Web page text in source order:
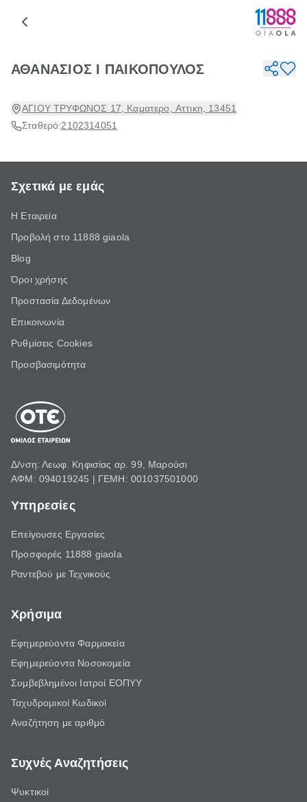
ΑΘΑΝΑΣΙΟΣ Ι ΠΑΙΚΟΠΟΥΛΟΣ
ΑΓΙΟΥ ΤΡΥΦΩΝΟΣ 17, Καματερο, Αττικη, 13451
Σταθερό:2102314051
Σχετικά με εμάς
Η Εταιρεία
Προβολή στο 11888 giaola
Blog
Όροι χρήσης
Προστασία Δεδομένων
Επικοινωνία
Ρυθμίσεις Cookies
Προσβασιμότητα
Δ/νση: Λεωφ. Κηφισίας αρ. 99, Μαρούσι
ΑΦΜ: 094019245 | ΓΕΜΗ: 001037501000
Υπηρεσίες
Επείγουσες Εργασίες
Προσφορές 11888 giaola
Ραντεβού με Τεχνικούς
Χρήσιμα
Εφημερεύοντα Φαρμακεία
Εφημερεύοντα Νοσοκομεία
Συμβεβλημένοι Ιατροί ΕΟΠΥΥ
Ταχυδρομικοί Κωδικοί
Αναζήτηση με αριθμό
Συχνές Αναζητήσεις
Ψυκτικοί